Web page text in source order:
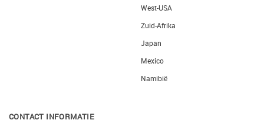
West-USA
Zuid-Afrika
Japan
Mexico
Namibië
CONTACT INFORMATIE